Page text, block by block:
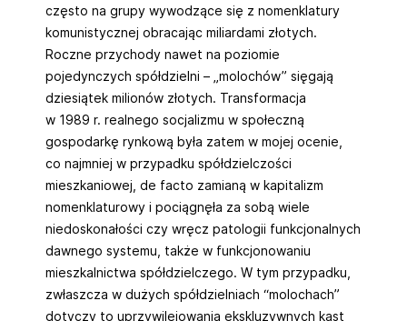
często na grupy wywodzące się z nomenklatury
komunistycznej obracając miliardami złotych.
Roczne przychody nawet na poziomie
pojedynczych spółdzielni – „molochów” sięgają
dziesiątek milionów złotych. Transformacja
w 1989 r. realnego socjalizmu w społeczną
gospodarkę rynkową była zatem w mojej ocenie,
co najmniej w przypadku spółdzielczości
mieszkaniowej, de facto zamianą w kapitalizm
nomenklaturowy i pociągnęła za sobą wiele
niedoskonałości czy wręcz patologii funkcjonalnych
dawnego systemu, także w funkcjonowaniu
mieszkalnictwa spółdzielczego. W tym przypadku,
zwłaszcza w dużych spółdzielniach “molochach”
dotyczy to uprzywilejowania ekskluzywnych kast